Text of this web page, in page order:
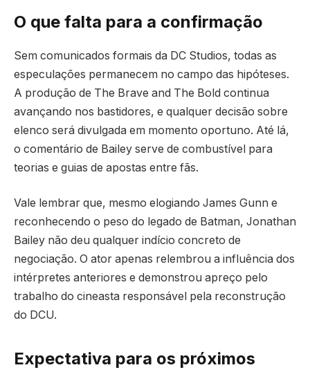
O que falta para a confirmação
Sem comunicados formais da DC Studios, todas as
especulações permanecem no campo das hipóteses.
A produção de The Brave and The Bold continua
avançando nos bastidores, e qualquer decisão sobre
elenco será divulgada em momento oportuno. Até lá,
o comentário de Bailey serve de combustível para
teorias e guias de apostas entre fãs.
Vale lembrar que, mesmo elogiando James Gunn e
reconhecendo o peso do legado de Batman, Jonathan
Bailey não deu qualquer indício concreto de
negociação. O ator apenas relembrou a influência dos
intérpretes anteriores e demonstrou apreço pelo
trabalho do cineasta responsável pela reconstrução
do DCU.
Expectativa para os próximos